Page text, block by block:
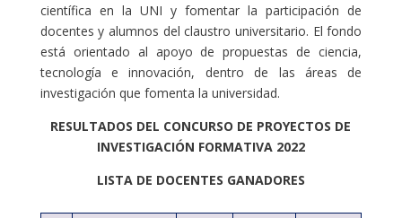
científica en la UNI y fomentar la participación de
docentes y alumnos del claustro universitario. El fondo
está orientado al apoyo de propuestas de ciencia,
tecnología e innovación, dentro de las áreas de
investigación que fomenta la universidad.
RESULTADOS DEL CONCURSO DE PROYECTOS DE
INVESTIGACIÓN FORMATIVA 2022
LISTA DE DOCENTES GANADORES